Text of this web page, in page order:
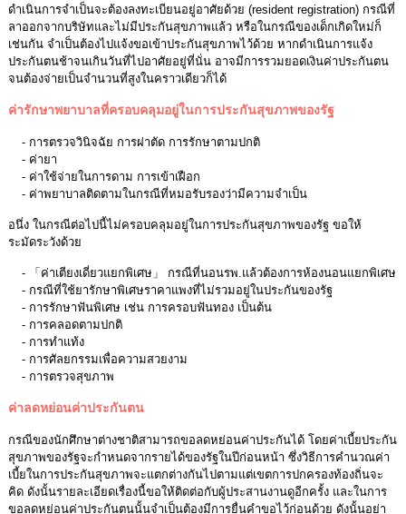
ดำเนินการจำเป็นจะต้องลงทะเบียนอยู่อาศัยด้วย (resident registration) กรณีที่
ลาออกจากบริษัทและไม่มีประกันสุขภาพแล้ว หรือในกรณีของเด็กเกิดใหม่ก็
เช่นกัน จำเป็นต้องไปแจ้งขอเข้าประกันสุขภาพไว้ด้วย หากดำเนินการแจ้ง
ประกันตนช้าจนเกินวันที่ไปอาศัยอยู่ที่นั่น อาจมีการรวมยอดเงินค่าประกันตน
จนต้องจ่ายเป็นจำนวนที่สูงในคราวเดียวก็ได้
ค่ารักษาพยาบาลที่ครอบคลุมอยู่ในการประกันสุขภาพของรัฐ
- การตรวจวินิจฉัย การผ่าตัด การรักษาตามปกติ
- ค่ายา
- ค่าใช้จ่ายในการดาม การเข้าเฝือก
- ค่าพยาบาลติดตามในกรณีที่หมอรับรองว่ามีความจำเป็น
อนึ่ง ในกรณีต่อไปนี้ไม่ครอบคลุมอยู่ในการประกันสุขภาพของรัฐ ขอให้
ระมัดระวังด้วย
- 「ค่าเตียงเดี่ยวแยกพิเศษ」 กรณีที่นอนรพ.แล้วต้องการห้องนอนแยกพิเศษ
- กรณีที่ใช้ยารักษาพิเศษราคาแพงที่ไม่รวมอยู่ในประกันของรัฐ
- การรักษาฟันพิเศษ เช่น การครอบฟันทอง เป็นต้น
- การคลอดตามปกติ
- การทำแท้ง
- การศัลยกรรมเพื่อความสวยงาม
- การตรวจสุขภาพ
ค่าลดหย่อนค่าประกันตน
กรณีของนักศึกษาต่างชาติสามารถขอลดหย่อนค่าประกันได้ โดยค่าเบี้ยประกัน
สุขภาพของรัฐจะกำหนดจากรายได้ของรัฐในปีก่อนหน้า ซึ่งวิธีการคำนวณค่า
เบี้ยในการประกันสุขภาพจะแตกต่างกันไปตามแต่เขตการปกครองท้องถิ่นจะ
คิด ดังนั้นรายละเอียดเรื่องนี้ขอให้ติดต่อกับผู้ประสานงานดูอีกครั้ง และในการ
ขอลดหย่อนค่าประกันตนนั้นจำเป็นต้องมีการยื่นคำขอไว้ก่อนด้วย ดังนั้นอย่า